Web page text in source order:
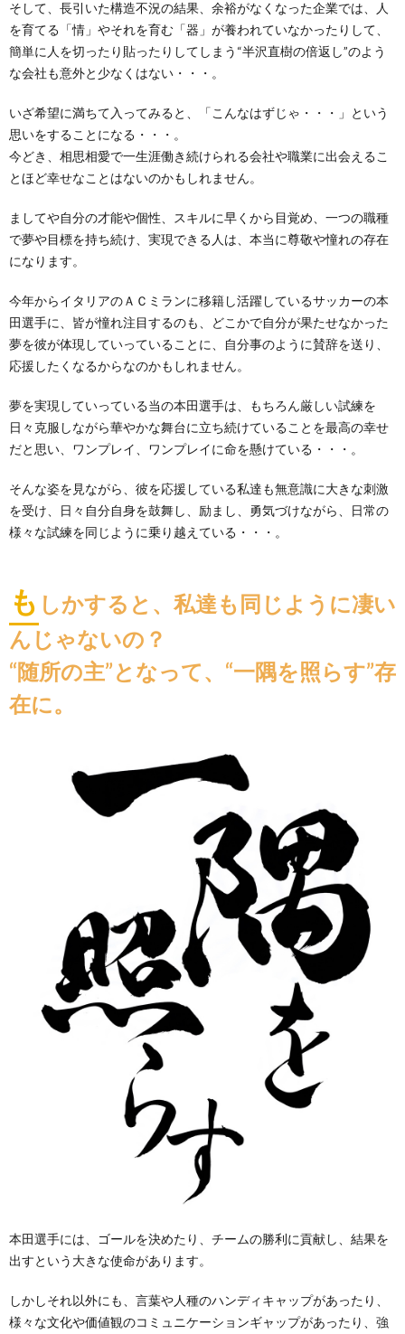
そして、長引いた構造不況の結果、余裕がなくなった企業では、人
を育てる「情」やそれを育む「器」が養われていなかったりして、
簡単に人を切ったり貼ったりしてしまう“半沢直樹の倍返し”のよう
な会社も意外と少なくはない・・・。
いざ希望に満ちて入ってみると、「こんなはずじゃ・・・」という
思いをすることになる・・・。
今どき、相思相愛で一生涯働き続けられる会社や職業に出会えるこ
とほど幸せなことはないのかもしれません。
ましてや自分の才能や個性、スキルに早くから目覚め、一つの職種
で夢や目標を持ち続け、実現できる人は、本当に尊敬や憧れの存在
になります。
今年からイタリアのＡＣミランに移籍し活躍しているサッカーの本
田選手に、皆が憧れ注目するのも、どこかで自分が果たせなかった
夢を彼が体現していっていることに、自分事のように賛辞を送り、
応援したくなるからなのかもしれません。
夢を実現していっている当の本田選手は、もちろん厳しい試練を
日々克服しながら華やかな舞台に立ち続けていることを最高の幸せ
だと思い、ワンプレイ、ワンプレイに命を懸けている・・・。
そんな姿を見ながら、彼を応援している私達も無意識に大きな刺激
を受け、日々自分自身を鼓舞し、励まし、勇気づけながら、日常の
様々な試練を同じように乗り越えている・・・。
も しかすると、私達も同じように凄い
んじゃないの？
“随所の主”となって、“一隅を照らす”存
在に。
本田選手には、ゴールを決めたり、チームの勝利に貢献し、結果を
出すという大きな使命があります。
しかしそれ以外にも、言葉や人種のハンディキャップがあったり、
様々な文化や価値観のコミュニケーションギャップがあったり、強